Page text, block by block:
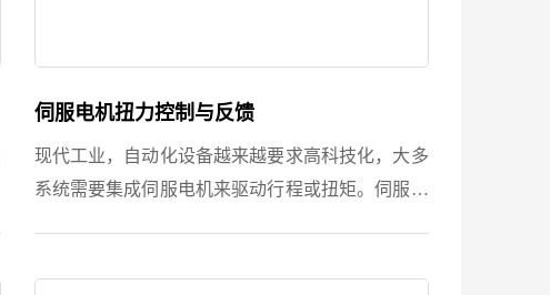
伺服电机扭力控制与反馈
现代工业，自动化设备越来越要求高科技化，大多
系统需要集成伺服电机来驱动行程或扭矩。伺服电